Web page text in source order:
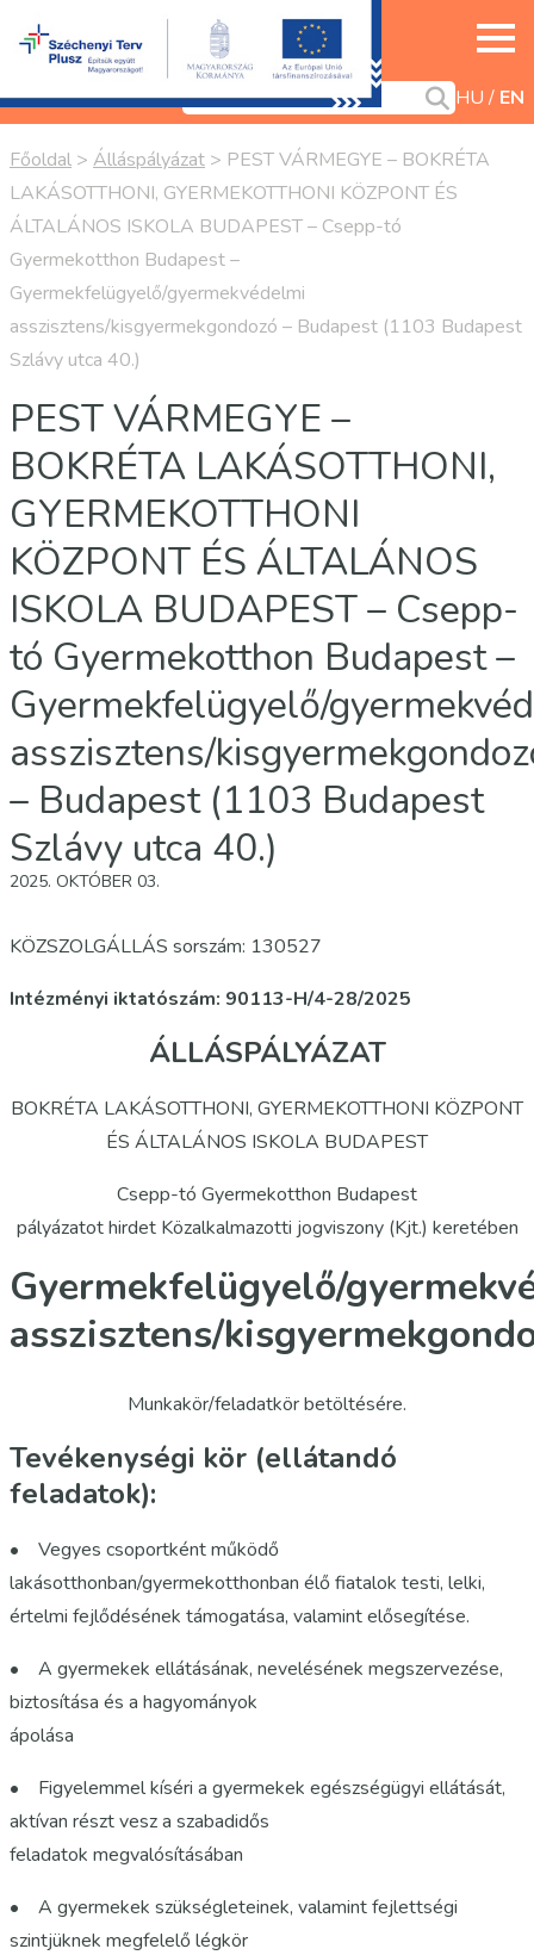
HU EN
Főoldal > Álláspályázat > PEST VÁRMEGYE – BOKRÉTA
LAKÁSOTTHONI, GYERMEKOTTHONI KÖZPONT ÉS
ÁLTALÁNOS ISKOLA BUDAPEST – Csepp-tó
Gyermekotthon Budapest –
Gyermekfelügyelő/gyermekvédelmi
asszisztens/kisgyermekgondozó – Budapest (1103 Budapest
Szlávy utca 40.)
PEST VÁRMEGYE –
BOKRÉTA LAKÁSOTTHONI,
GYERMEKOTTHONI
KÖZPONT ÉS ÁLTALÁNOS
ISKOLA BUDAPEST – Csepp-
tó Gyermekotthon Budapest –
Gyermekfelügyelő/
asszisztens/
– Budapest (1103 Budapest
Szlávy utca 40.)
2025. OKTÓBER 03.
KÖZSZOLGÁLLÁS sorszám: 130527
Intézményi iktatószám: 90113-H/4-28/2025
ÁLLÁSPÁLYÁZAT
BOKRÉTA LAKÁSOTTHONI, GYERMEKOTTHONI KÖZPONT
ÉS ÁLTALÁNOS ISKOLA BUDAPEST
Csepp-tó Gyermekotthon Budapest
pályázatot hirdet Közalkalmazotti jogviszony (Kjt.) keretében
Gyermekfelügyelő/
asszisztens/
Munkakör/feladatkör betöltésére.
Tevékenységi kör (ellátandó
feladatok):
• Vegyes csoportként működő
lakásotthonban/gyermekotthonban élő fiatalok testi, lelki,
értelmi fejlődésének támogatása, valamint elősegítése.
• A gyermekek ellátásának, nevelésének megszervezése,
biztosítása és a hagyományok
ápolása
• Figyelemmel kíséri a gyermekek egészségügyi ellátását,
aktívan részt vesz a szabadidős
feladatok megvalósításában
• A gyermekek szükségleteinek, valamint fejlettségi
szintjüknek megfelelő légkör